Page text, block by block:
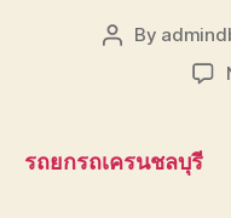
Post
By
รถยกรถเครนชลบุรี